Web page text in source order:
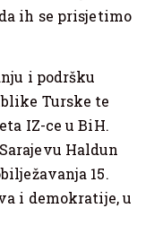
ih se prisjetimo
i podršku
Turske te
IZ-ce u BiH.
Haldun
15.
i demokratije, u